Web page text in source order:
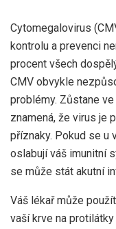
Cytomegalovirus
kontrolu a prevenci
procent všech
CMV obvykle
problémy. Zůstane
znamená, že virus je
příznaky. Pokud se u
oslabují váš imunitní
se může stát akutní
Váš lékař může
vaší krve na